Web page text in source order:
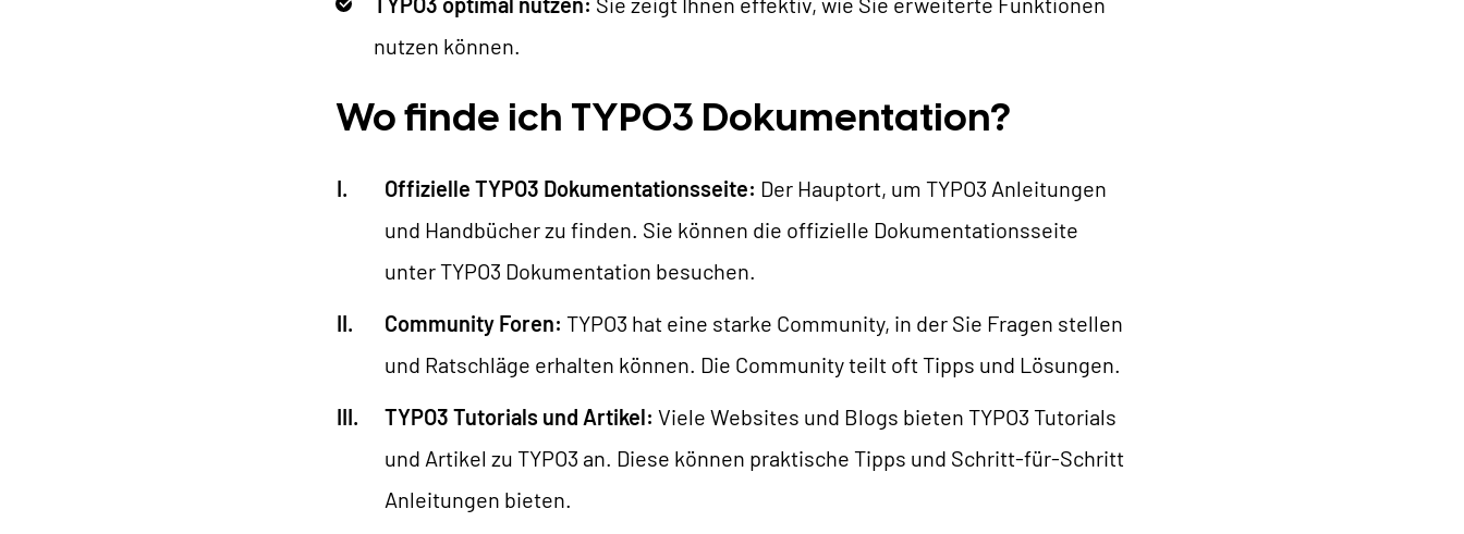
nutzen können.
Wo finde ich TYPO3 Dokumentation?
Offizielle TYPO3 Dokumentationsseite: Der Hauptort, um TYPO3 Anleitungen
und Handbücher zu finden. Sie können die offizielle Dokumentationsseite
unter TYPO3 Dokumentation besuchen.
Community Foren: TYPO3 hat eine starke Community, in der Sie Fragen stellen
und Ratschläge erhalten können. Die Community teilt oft Tipps und Lösungen.
TYPO3 Tutorials und Artikel: Viele Websites und Blogs bieten TYPO3 Tutorials
und Artikel zu TYPO3 an. Diese können praktische Tipps und Schritt-für-Schritt
Anleitungen bieten.